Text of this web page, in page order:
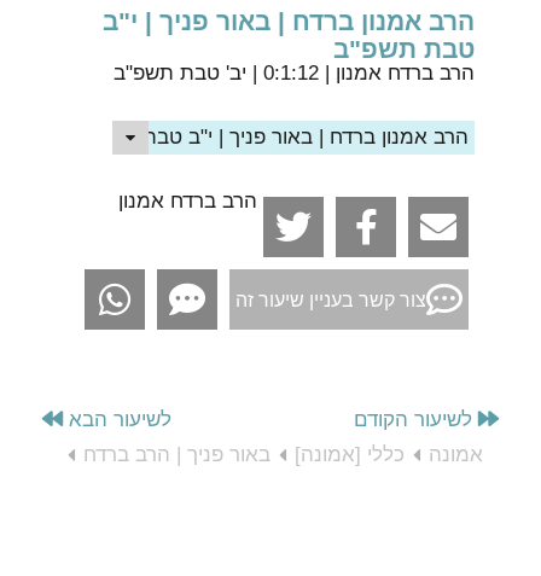
הרב אמנון ברדח | באור פניך | י"ב
טבת תשפ"ב
הרב ברדח אמנון
הרב אמנון ברדח | באור פניך | י"ב טבת תשפ"ב
הרב ברדח אמנון
צור קשר בעניין שיעור זה
לשיעור הקודם
לשיעור הבא
אמונה
כללי [אמונה] באור פניך | הרב ברדח